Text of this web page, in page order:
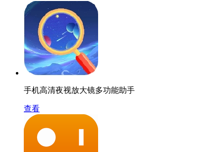
手机高清夜视放大镜多功能助手
查看